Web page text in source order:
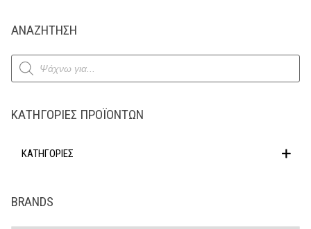
ΑΝΑΖΗΤΗΣΗ
Products
search
ΚΑΤΗΓΟΡΊΕΣ ΠΡΟΪΌΝΤΩΝ
ΚΑΤΗΓΟΡΙΕΣ
BRANDS